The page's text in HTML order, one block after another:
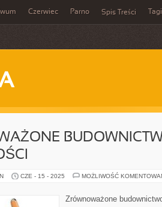
Czerwiec Parno Spis Treści Tagi
CZE - 15 - 2025 MOŻLIWOŚĆ
Zrównoważone